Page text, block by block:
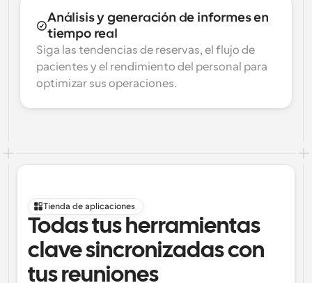
Análisis y generación de informes en
tiempo real
Siga las tendencias de reservas, el flujo de
pacientes y el rendimiento del personal para
optimizar sus operaciones.
Tienda de aplicaciones
Todas tus herramientas
clave sincronizadas con
tus reuniones